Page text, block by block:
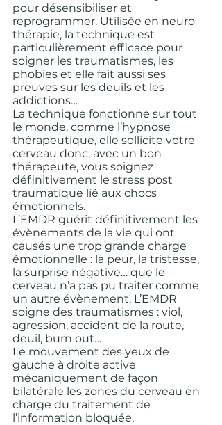
pour désensibiliser et
reprogrammer. Utilisée en neuro
thérapie, la technique est
particulièrement efficace pour
soigner les traumatismes, les
phobies et elle fait aussi ses
preuves sur les deuils et les
addictions…
La technique fonctionne sur tout
le monde, comme l’hypnose
thérapeutique, elle sollicite votre
cerveau donc, avec un bon
thérapeute, vous soignez
définitivement le stress post
traumatique lié aux chocs
émotionnels.
L’EMDR guérit définitivement les
évènements de la vie qui ont
causés une trop grande charge
émotionnelle : la peur, la tristesse,
la surprise négative… que le
cerveau n’a pas pu traiter comme
un autre évènement. L’EMDR
soigne des traumatismes : viol,
agression, accident de la route,
deuil, burn out…
Le mouvement des yeux de
gauche à droite active
mécaniquement de façon
bilatérale les zones du cerveau en
charge du traitement de
l’information bloquée.